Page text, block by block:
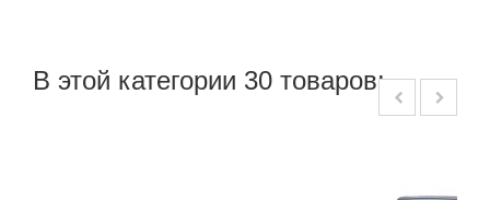
В этой категории 30 товаров: